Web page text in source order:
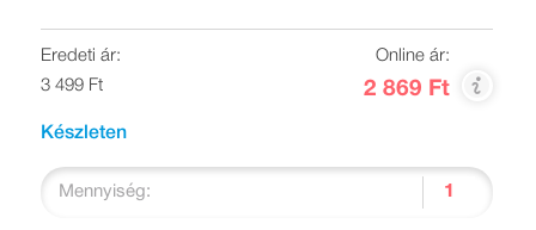
Eredeti ár:
3 499 Ft
Online ár:
2 869 Ft
Készleten
Mennyiség: